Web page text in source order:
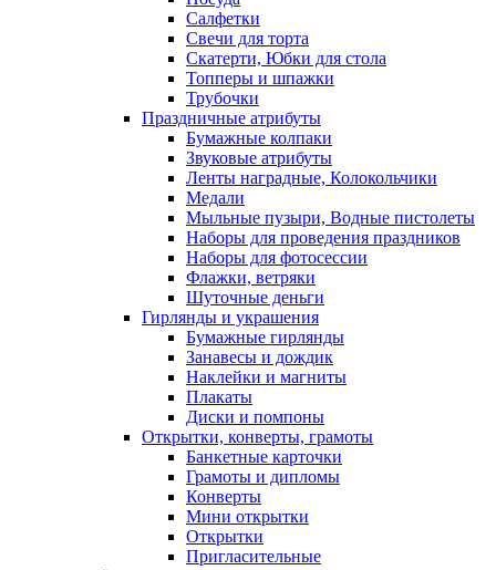
Салфетки
Свечи для торта
Скатерти, Юбки для стола
Топперы и шпажки
Трубочки
Праздничные атрибуты
Бумажные колпаки
Звуковые атрибуты
Ленты наградные, Колокольчики
Медали
Мыльные пузыри, Водные пистолеты
Наборы для проведения праздников
Наборы для фотосессии
Флажки, ветряки
Шуточные деньги
Гирлянды и украшения
Бумажные гирлянды
Занавесы и дождик
Наклейки и магниты
Плакаты
Диски и помпоны
Открытки, конверты, грамоты
Банкетные карточки
Грамоты и дипломы
Конверты
Мини открытки
Открытки
Пригласительные